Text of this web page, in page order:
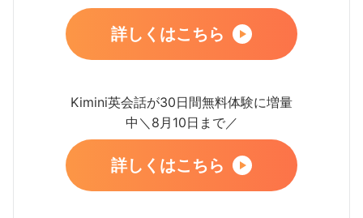
詳しくはこちら
Kimini英会話が30日間無料体験に増量
中＼8月10日まで／
詳しくはこちら